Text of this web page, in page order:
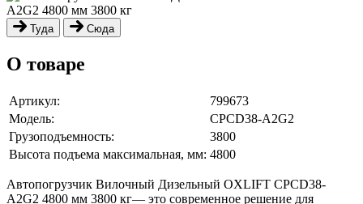
Туда Сюда
О товаре
Артикул:
799673
Модель:
CPCD38-A2G2
Грузоподъемность:
3800
Высота подъема максимальная, мм: 4800
Автопогрузчик Вилочный Дизельный OXLIFT CPCD38-
A2G2 4800 мм 3800 кг— это современное решение для